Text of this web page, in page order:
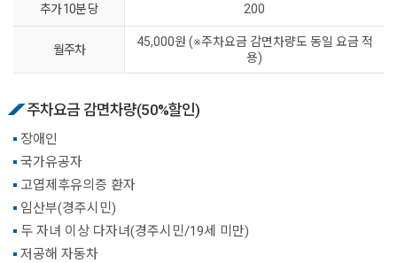
추가 10분 당 200
월주차
45,000원 (※주차요금 감면차량도 동일 요금 적
용)
주차요금 감면차량(50%할인)
장애인
국가유공자
고엽제후유의증 환자
임산부(경주시민)
두 자녀 이상 다자녀(경주시민/19세 미만)
저공해 자동차